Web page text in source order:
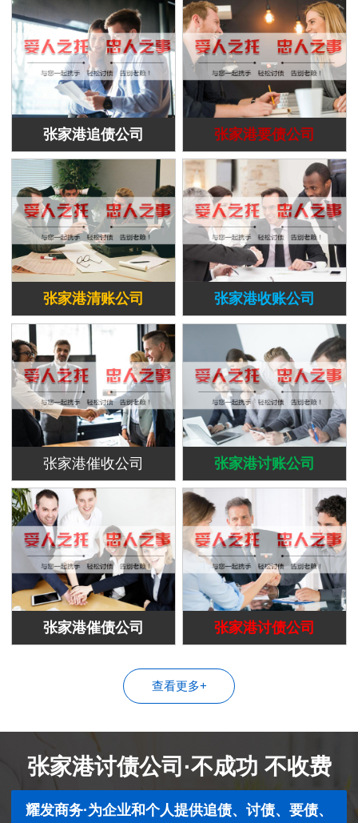
张家港追债公司 张家港要债公司
张家港清账公司 张家港收账公司
张家港催收公司 张家港讨账公司
张家港催债公司 张家港讨债公司
查看更多+
张家港讨债公司·不成功 不收费
耀发商务·为企业和个人提供追债、讨债、要债、